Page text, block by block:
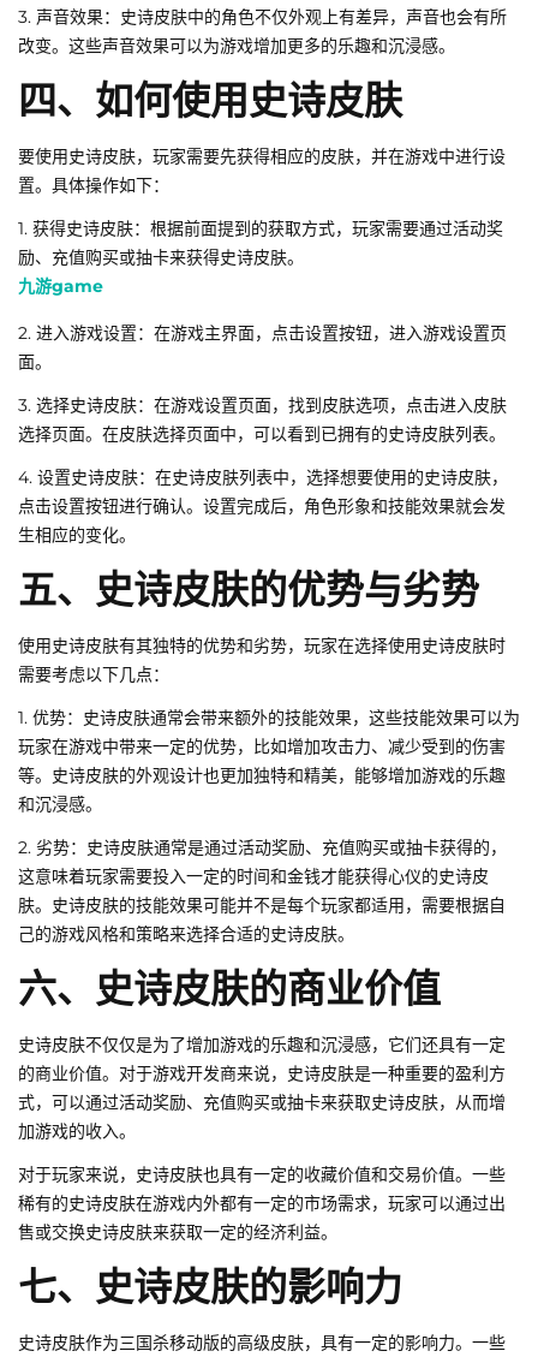
3. 声音效果：史诗皮肤中的角色不仅外观上有差异，声音也会有所
改变。这些声音效果可以为游戏增加更多的乐趣和沉浸感。
四、如何使用史诗皮肤
要使用史诗皮肤，玩家需要先获得相应的皮肤，并在游戏中进行设
置。具体操作如下：
1. 获得史诗皮肤：根据前面提到的获取方式，玩家需要通过活动奖
励、充值购买或抽卡来获得史诗皮肤。
九游game
2. 进入游戏设置：在游戏主界面，点击设置按钮，进入游戏设置页
面。
3. 选择史诗皮肤：在游戏设置页面，找到皮肤选项，点击进入皮肤
选择页面。在皮肤选择页面中，可以看到已拥有的史诗皮肤列表。
4. 设置史诗皮肤：在史诗皮肤列表中，选择想要使用的史诗皮肤，
点击设置按钮进行确认。设置完成后，角色形象和技能效果就会发
生相应的变化。
五、史诗皮肤的优势与劣势
使用史诗皮肤有其独特的优势和劣势，玩家在选择使用史诗皮肤时
需要考虑以下几点：
1. 优势：史诗皮肤通常会带来额外的技能效果，这些技能效果可以为
玩家在游戏中带来一定的优势，比如增加攻击力、减少受到的伤害
等。史诗皮肤的外观设计也更加独特和精美，能够增加游戏的乐趣
和沉浸感。
2. 劣势：史诗皮肤通常是通过活动奖励、充值购买或抽卡获得的，
这意味着玩家需要投入一定的时间和金钱才能获得心仪的史诗皮
肤。史诗皮肤的技能效果可能并不是每个玩家都适用，需要根据自
己的游戏风格和策略来选择合适的史诗皮肤。
六、史诗皮肤的商业价值
史诗皮肤不仅仅是为了增加游戏的乐趣和沉浸感，它们还具有一定
的商业价值。对于游戏开发商来说，史诗皮肤是一种重要的盈利方
式，可以通过活动奖励、充值购买或抽卡来获取史诗皮肤，从而增
加游戏的收入。
对于玩家来说，史诗皮肤也具有一定的收藏价值和交易价值。一些
稀有的史诗皮肤在游戏内外都有一定的市场需求，玩家可以通过出
售或交换史诗皮肤来获取一定的经济利益。
七、史诗皮肤的影响力
史诗皮肤作为三国杀移动版的高级皮肤，具有一定的影响力。一些